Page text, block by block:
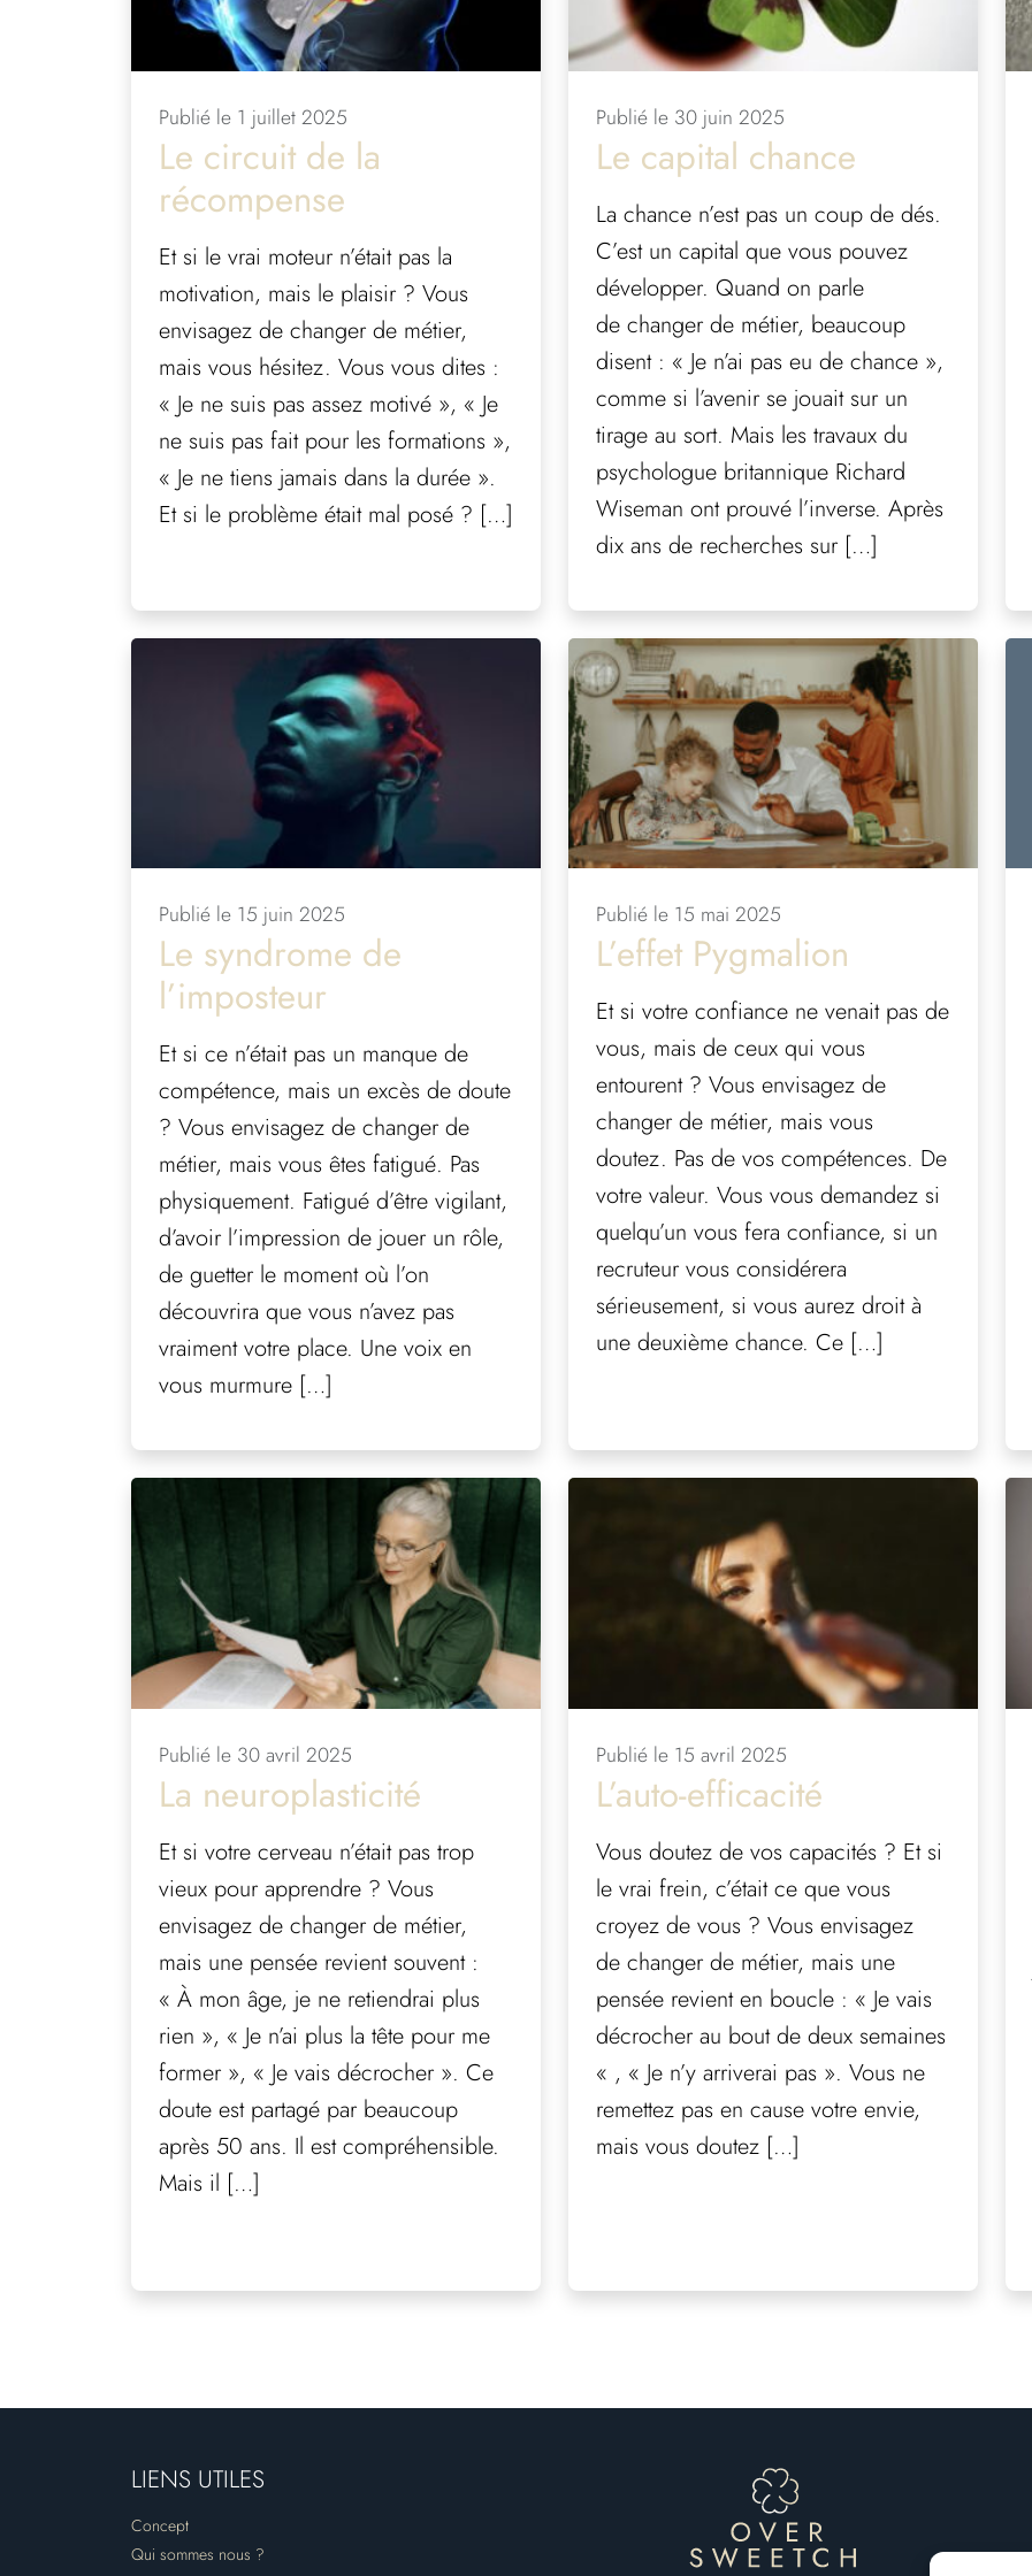
Publié le 1 juillet 2025
Le circuit de la
récompense
Et si le vrai moteur n’était pas la
motivation, mais le plaisir ? Vous
envisagez de changer de métier,
mais vous hésitez. Vous vous dites :
« Je ne suis pas assez motivé », « Je
ne suis pas fait pour les formations »,
« Je ne tiens jamais dans la durée ».
Et si le problème était mal posé ? […]
Publié le 30 juin 2025
Le capital chance
La chance n’est pas un coup de dés.
C’est un capital que vous pouvez
développer. Quand on parle
de changer de métier, beaucoup
disent : « Je n’ai pas eu de chance »,
comme si l’avenir se jouait sur un
tirage au sort. Mais les travaux du
psychologue britannique Richard
Wiseman ont prouvé l’inverse. Après
dix ans de recherches sur […]
Publié le 15 juin 2025
Le syndrome de
l’imposteur
Et si ce n’était pas un manque de
compétence, mais un excès de doute
? Vous envisagez de changer de
métier, mais vous êtes fatigué. Pas
physiquement. Fatigué d’être vigilant,
d’avoir l’impression de jouer un rôle,
de guetter le moment où l’on
découvrira que vous n’avez pas
vraiment votre place. Une voix en
vous murmure […]
Publié le 15 mai 2025
L’effet Pygmalion
Et si votre confiance ne venait pas de
vous, mais de ceux qui vous
entourent ? Vous envisagez de
changer de métier, mais vous
doutez. Pas de vos compétences. De
votre valeur. Vous vous demandez si
quelqu’un vous fera confiance, si un
recruteur vous considérera
sérieusement, si vous aurez droit à
une deuxième chance. Ce […]
Publié le 30 avril 2025
La neuroplasticité
Et si votre cerveau n’était pas trop
vieux pour apprendre ? Vous
envisagez de changer de métier,
mais une pensée revient souvent :
« À mon âge, je ne retiendrai plus
rien », « Je n’ai plus la tête pour me
former », « Je vais décrocher ». Ce
doute est partagé par beaucoup
après 50 ans. Il est compréhensible.
Mais il […]
Publié le 15 avril 2025
L’auto-efficacité
Vous doutez de vos capacités ? Et si
le vrai frein, c’était ce que vous
croyez de vous ? Vous envisagez
de changer de métier, mais une
pensée revient en boucle : « Je vais
décrocher au bout de deux semaines
« , « Je n’y arriverai pas ». Vous ne
remettez pas en cause votre envie,
mais vous doutez […]
LIENS UTILES
Concept
Qui sommes nous ?